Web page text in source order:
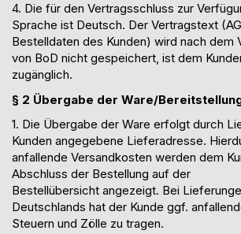
4. Die für den Vertragsschluss zur
Sprache ist Deutsch. Der Vertragstext
Bestelldaten des Kunden) wird nach dem
von BoD nicht gespeichert, ist dem
zugänglich.
§ 2 Übergabe der Ware/
1. Die Übergabe der Ware erfolgt durch
Kunden angegebene Lieferadresse.
anfallende Versandkosten werden dem
Abschluss der Bestellung auf der
Bestellübersicht angezeigt. Bei
Deutschlands hat der Kunde ggf.
Steuern und Zölle zu tragen.